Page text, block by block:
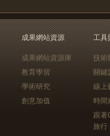
成果網站資源
成果網站資源庫
教育學習
學術研究
創意加值
工具
技術
關鍵
線上
時間
跟
旅行